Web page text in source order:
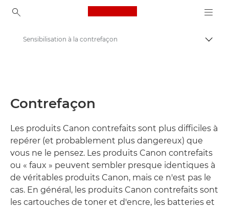
Canon Logo, back to
Sensibilisation à la contrefaçon
Contrefaçon
Les produits Canon contrefaits sont plus difficiles à
repérer (et probablement plus dangereux) que
vous ne le pensez. Les produits Canon contrefaits
ou « faux » peuvent sembler presque identiques à
de véritables produits Canon, mais ce n'est pas le
cas. En général, les produits Canon contrefaits sont
les cartouches de toner et d'encre, les batteries et